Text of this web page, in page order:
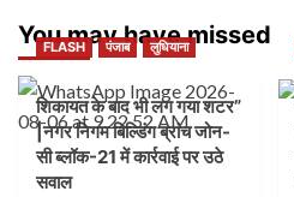
You may have missed
FLASH पंजाब लुधियाना
शिकायत के बाद भी लग गया शटर”
|नगर निगम बिल्डिंग ब्रांच जोन-
सी ब्लॉक-21 में कार्रवाई पर उठे
सवाल